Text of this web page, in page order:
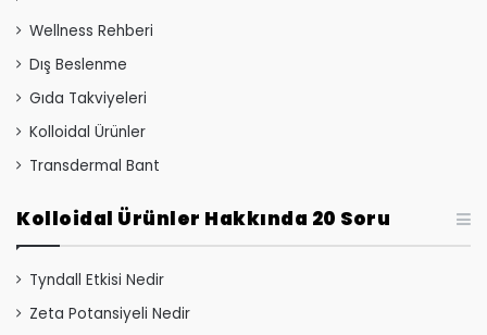
Wellness Rehberi
Dış Beslenme
Gıda Takviyeleri
Kolloidal Ürünler
Transdermal Bant
Kolloidal Ürünler Hakkında 20 Soru
Tyndall Etkisi Nedir
Zeta Potansiyeli Nedir